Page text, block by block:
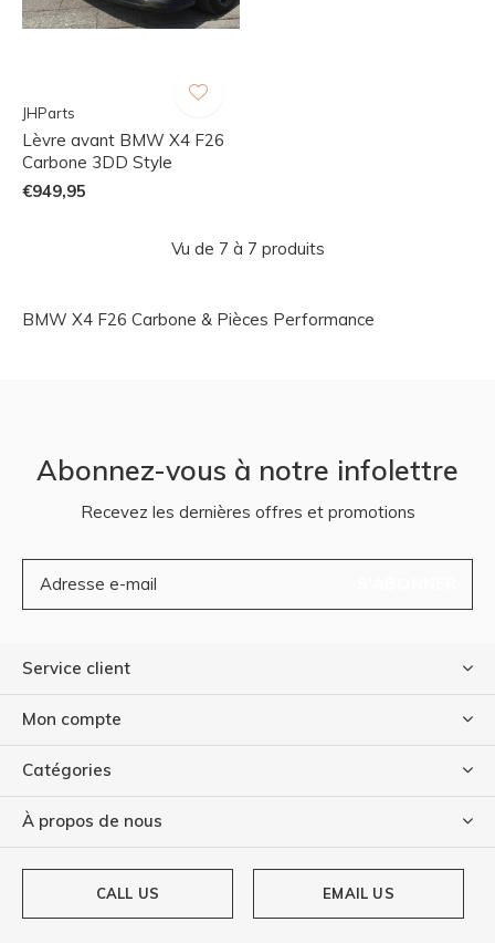
JHParts
Lèvre avant BMW X4 F26
Carbone 3DD Style
€949,95
Vu de 7 à 7 produits
BMW X4 F26 Carbone & Pièces Performance
Abonnez-vous à notre infolettre
Recevez les dernières offres et promotions
Service client
Mon compte
Catégories
À propos de nous
CALL US EMAIL US